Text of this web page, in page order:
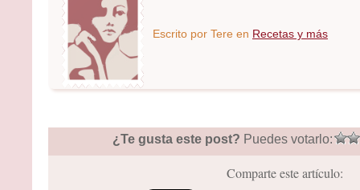
Escrito por Tere en Recetas y más
¿Te gusta este post? Puedes votarlo:
Comparte este artículo: